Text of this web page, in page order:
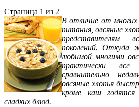
Страница 1 из 2
В отличие от
питания, овсяные
представителям
поколений. Откуда
любимой многими
практически
сравнительно
овсяные хлопья
кроме каш
сладких блюд.